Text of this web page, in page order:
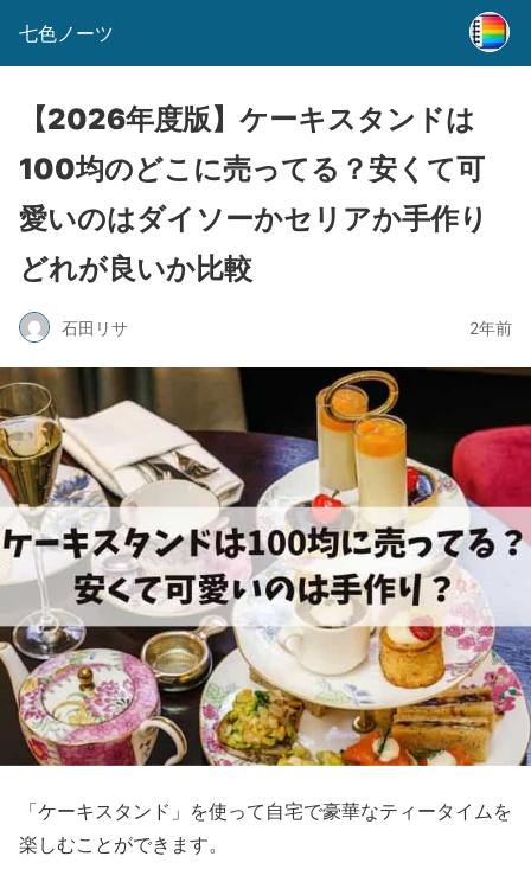
七色ノーツ
【2026年度版】ケーキスタンドは
100均のどこに売ってる？安くて可
愛いのはダイソーかセリアか手作り
どれが良いか比較
石田リサ 2年前
「ケーキスタンド」を使って自宅で豪華なティータイムを
楽しむことができます。